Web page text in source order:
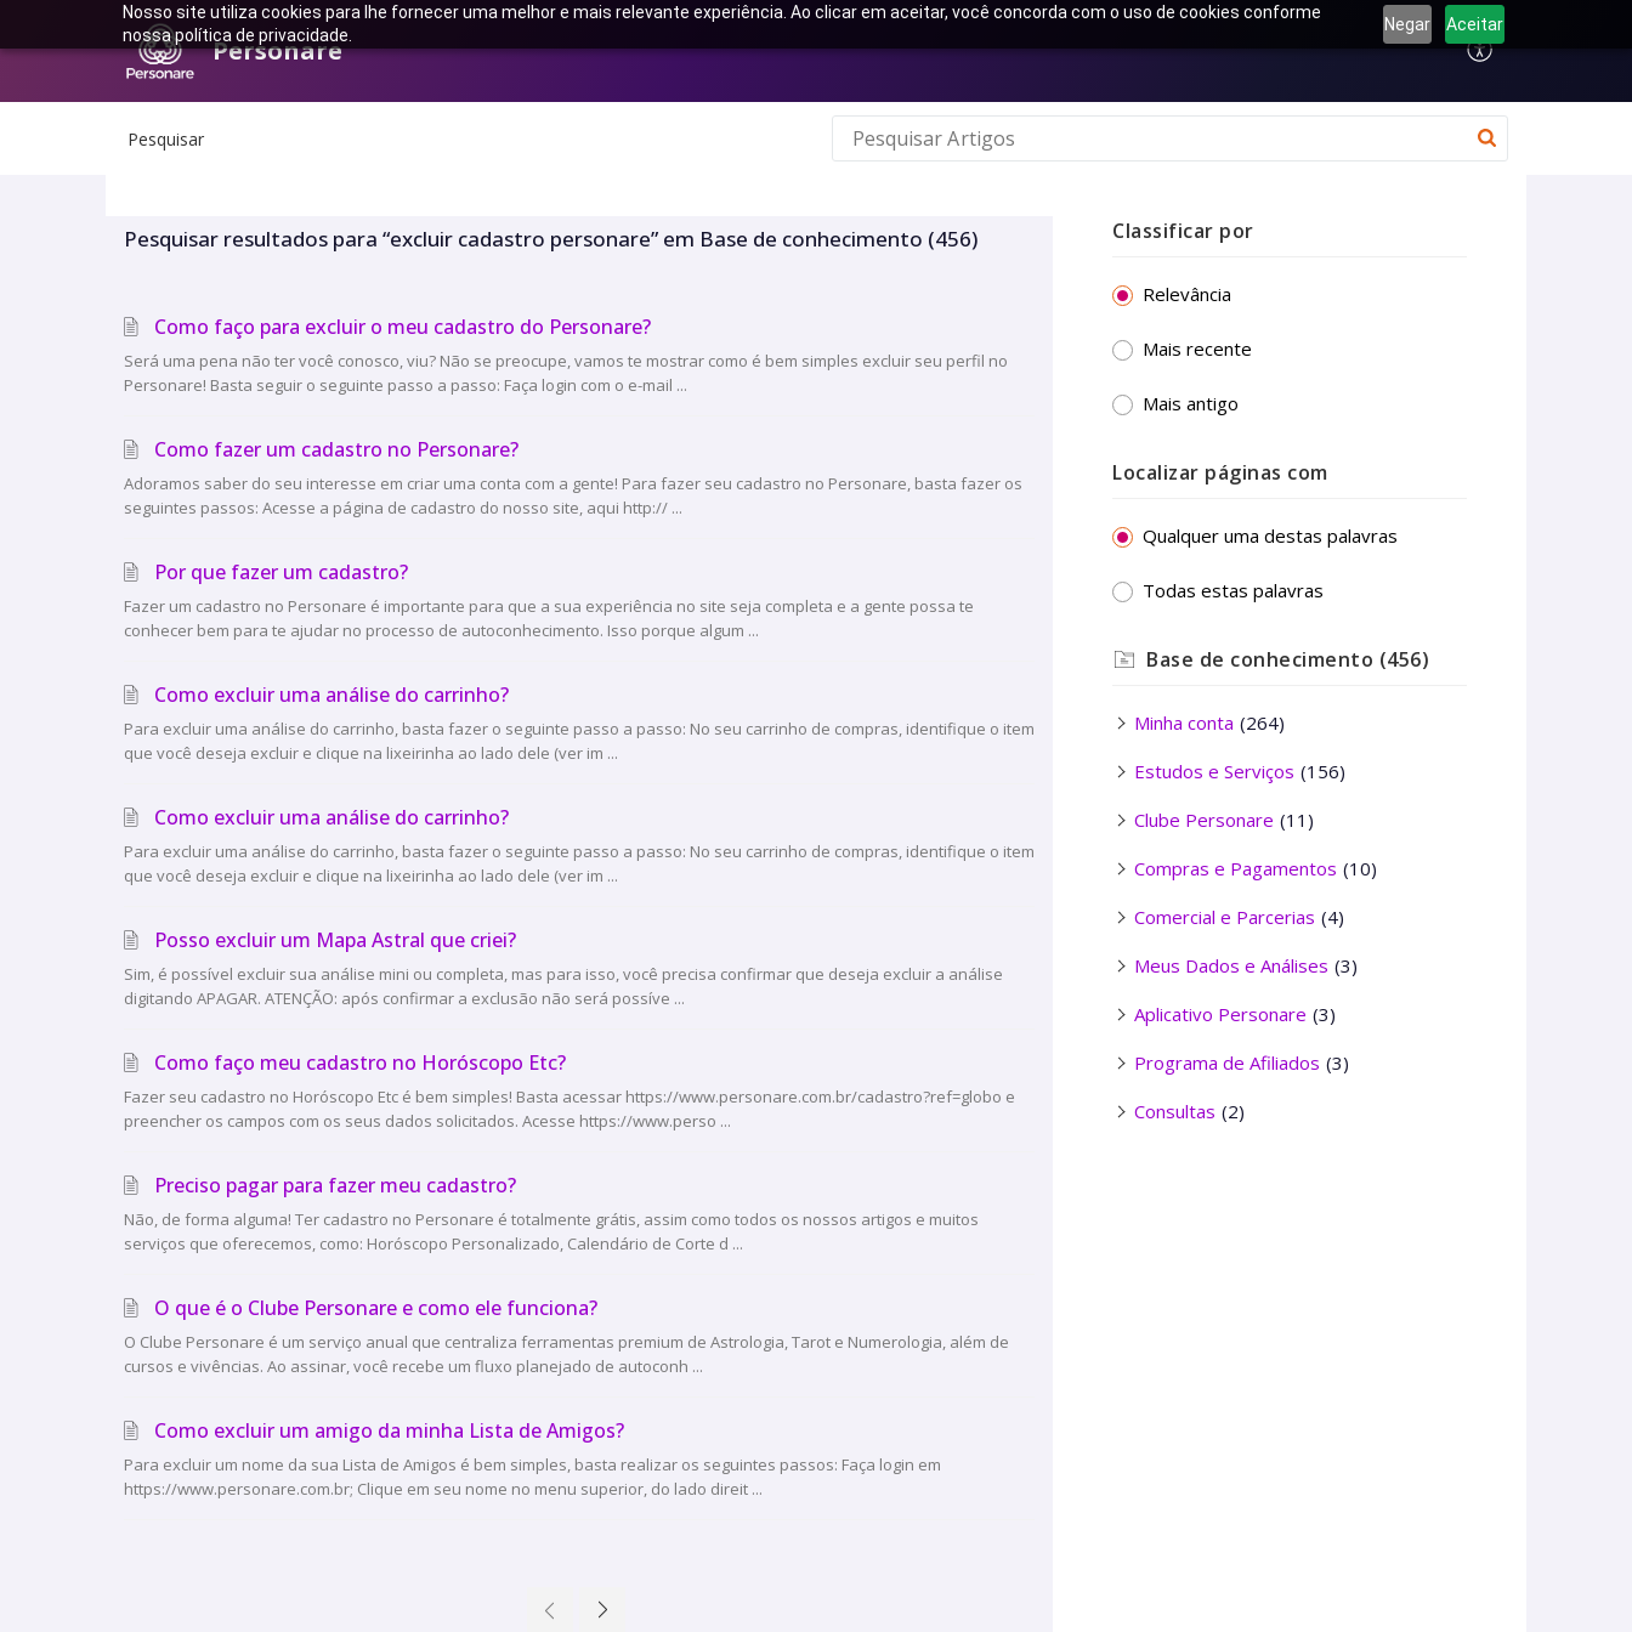
Nosso site utiliza cookies para lhe fornecer uma melhor e mais relevante experiência. Ao clicar em aceitar, você concorda com o uso de cookies conforme
nossa política de privacidade.
Negar Aceitar
Personare
Pesquisar
Pesquisar resultados para “excluir cadastro personare” em Base de conhecimento (456)
Como faço para excluir o meu cadastro do Personare?
Será uma pena não ter você conosco, viu? Não se preocupe, vamos te mostrar como é bem simples excluir seu perfil no
Personare! Basta seguir o seguinte passo a passo: Faça login com o e-mail ...
Como fazer um cadastro no Personare?
Adoramos saber do seu interesse em criar uma conta com a gente! Para fazer seu cadastro no Personare, basta fazer os
seguintes passos: Acesse a página de cadastro do nosso site, aqui http:// ...
Por que fazer um cadastro?
Fazer um cadastro no Personare é importante para que a sua experiência no site seja completa e a gente possa te
conhecer bem para te ajudar no processo de autoconhecimento. Isso porque algum ...
Como excluir uma análise do carrinho?
Para excluir uma análise do carrinho, basta fazer o seguinte passo a passo: No seu carrinho de compras, identifique o item
que você deseja excluir e clique na lixeirinha ao lado dele (ver im ...
Como excluir uma análise do carrinho?
Para excluir uma análise do carrinho, basta fazer o seguinte passo a passo: No seu carrinho de compras, identifique o item
que você deseja excluir e clique na lixeirinha ao lado dele (ver im ...
Posso excluir um Mapa Astral que criei?
Sim, é possível excluir sua análise mini ou completa, mas para isso, você precisa confirmar que deseja excluir a análise
digitando APAGAR. ATENÇÃO: após confirmar a exclusão não será possíve ...
Como faço meu cadastro no Horóscopo Etc?
Fazer seu cadastro no Horóscopo Etc é bem simples! Basta acessar https://www.personare.com.br/cadastro?ref=globo e
preencher os campos com os seus dados solicitados. Acesse https://www.perso ...
Preciso pagar para fazer meu cadastro?
Não, de forma alguma! Ter cadastro no Personare é totalmente grátis, assim como todos os nossos artigos e muitos
serviços que oferecemos, como: Horóscopo Personalizado, Calendário de Corte d ...
O que é o Clube Personare e como ele funciona?
O Clube Personare é um serviço anual que centraliza ferramentas premium de Astrologia, Tarot e Numerologia, além de
cursos e vivências. Ao assinar, você recebe um fluxo planejado de autoconh ...
Como excluir um amigo da minha Lista de Amigos?
Para excluir um nome da sua Lista de Amigos é bem simples, basta realizar os seguintes passos: Faça login em
https://www.personare.com.br; Clique em seu nome no menu superior, do lado direit ...
Classificar por
Relevância
Mais recente
Mais antigo
Localizar páginas com
Qualquer uma destas palavras
Todas estas palavras
Base de conhecimento (456)
Minha conta (264)
Estudos e Serviços (156)
Clube Personare (11)
Compras e Pagamentos (10)
Comercial e Parcerias (4)
Meus Dados e Análises (3)
Aplicativo Personare (3)
Programa de Afiliados (3)
Consultas (2)